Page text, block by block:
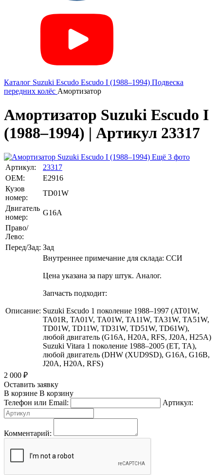
Каталог Suzuki Escudo Escudo I (1988–1994) Подвеска
передних колёс Амортизатор
Амортизатор Suzuki Escudo I
(1988–1994) | Артикул 23317
Ещё 3 фото
Артикул:
23317
OEM:
E2916
Кузов
номер:
TD01W
Двигатель
номер:
G16A
Право/
Лево:
Перед/Зад: Зад
Описание:
Внутреннее примечание для склада: ССИ
Цена указана за пару штук. Аналог.
Запчасть подходит:
Suzuki Escudo 1 поколение 1988–1997 (AT01W,
TA01R, TA01V, TA01W, TA11W, TA31W, TA51W,
TD01W, TD11W, TD31W, TD51W, TD61W),
любой двигатель (G16A, H20A, RFS, J20A, H25A)
Suzuki Vitara 1 поколение 1988–2005 (ET, TA),
любой двигатель (DHW (XUD9SD), G16A, G16B,
J20A, H20A, RFS)
2 000 ₽
Оставить заявку
В корзине В корзину
Телефон или Email:
Артикул:
Комментарий: